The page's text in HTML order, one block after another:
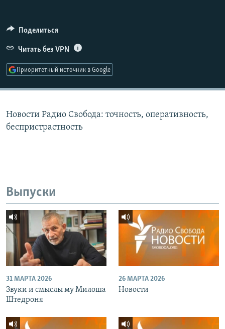
ПОДПИШИТЕСЬ НА РАССЫЛКУ
СОЦИАЛЬНЫЕ СЕТИ
Поделиться
Читать без VPN
Приоритетный источник в Google
Новости Радио Свобода: точность, оперативность,
беспристрастность
Выпуски
31 МАРТА 2026
Звуки и смыслы му Милоша
Штедроня
26 МАРТА 2026
Новости